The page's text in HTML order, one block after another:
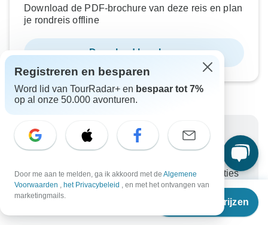
Vanaf €1.550
Reisdata & prijzen
Download de PDF-brochure van deze reis en plan
je rondreis offline
Download brochure
Waarom via TourRadar boeken?
Betrouwbare en geverifieerde reisorganisaties
Beoordeeld als uitstekend op
Unlock exclusive TourRadar+ member savings
Registreren en besparen
Word lid van TourRadar+ en bespaar tot 7%
op al onze 50.000 avonturen.
Door me aan te melden, ga ik akkoord met de Algemene
Voorwaarden , het Privacybeleid , en met het ontvangen van
marketingmails.